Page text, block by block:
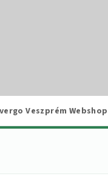
Veszprém Webshop